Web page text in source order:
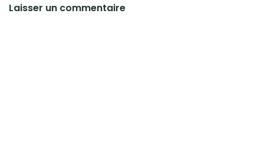
Laisser un commentaire